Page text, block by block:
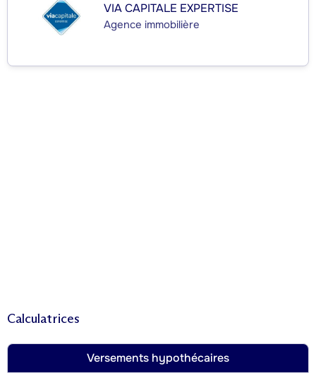
VIA CAPITALE EXPERTISE
Agence immobilière
Calculatrices
Versements hypothécaires